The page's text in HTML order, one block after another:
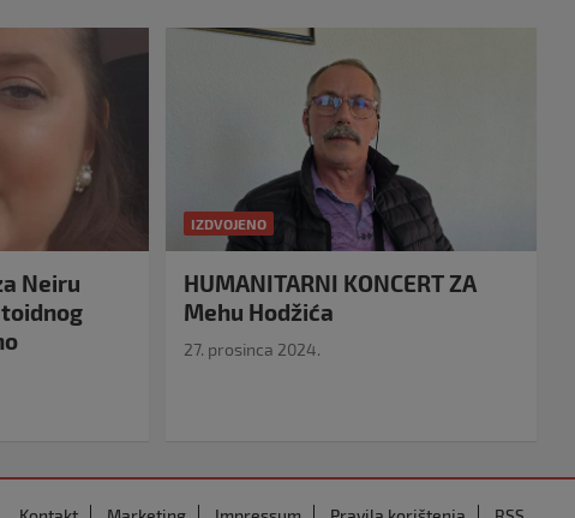
Neiru
IZDVOJENO
HUMANITARNI KONCERT ZA
Mehu Hodžića
27. prosinca 2024.